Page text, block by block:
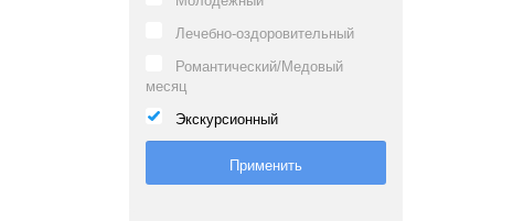
Лечебно-оздоровительный
Романтический/Медовый
месяц
Экскурсионный